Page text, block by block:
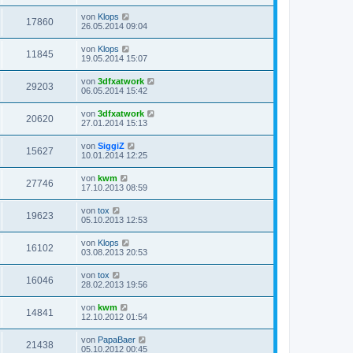
17860 von Klops
26.05.2014 09:04
11845 von Klops
19.05.2014 15:07
29203 von 3dfxatwork
06.05.2014 15:42
20620 von 3dfxatwork
27.01.2014 15:13
15627 von SiggiZ
10.01.2014 12:25
27746 von kwm
17.10.2013 08:59
19623 von tox
05.10.2013 12:53
16102 von Klops
03.08.2013 20:53
16046 von tox
28.02.2013 19:56
14841 von kwm
12.10.2012 01:54
21438 von PapaBaer
05.10.2012 00:45